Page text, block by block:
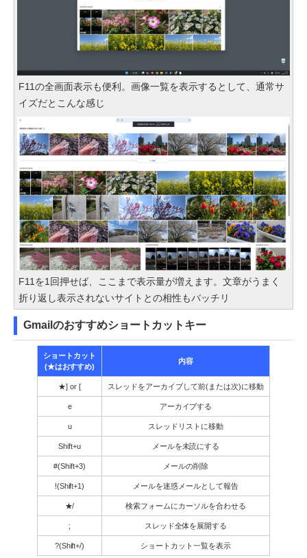
F11の全画面表示も便利。画像一覧を表示するとして、通常サ
イズだとこんな感じ
F11を1回押せば、ここまで表示量が増えます。文章がうまく
折り返し表示されないサイトとの相性もバッチリ
Gmailのおすすめショートカットキー
ショートカット
(★はおすすめ)
内容
★] or [ スレッドをアーカイブして前(または次)に移動
e アーカイブする
u スレッドリストに移動
Shift+u メールを未読にする
#(Shift+3) メールの削除
!(Shift+1) メールを迷惑メールとして報告
★/ 検索フォームにカーソルを合わせる
; スレッド全体を展開する
?(Shift+/) ショートカット一覧を表示